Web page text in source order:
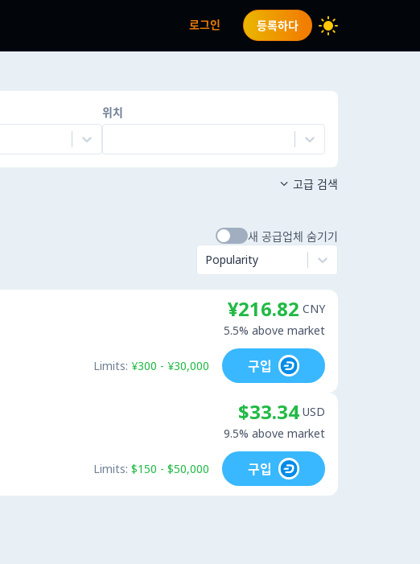
로그인 등록하다
위치
 고급 검색
새 공급업체 숨기기
Popularity
¥216.82 CNY
5.5% above market
Limits: ¥300 - ¥30,000 구입
$33.34 USD
9.5% above market
Limits: $150 - $50,000 구입